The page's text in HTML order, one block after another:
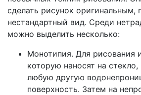
сделать рисунок оригинальным,
нестандартный вид. Среди
можно выделить несколько:
Монотипия. Для рисования
которую наносят на стекло,
любую другую
поверхность. Затем на